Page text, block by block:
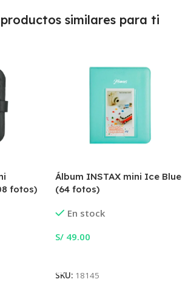
similares para ti
fotos)
Álbum INSTAX mini Ice Blue
(64 fotos)
En stock
S/ 49.00
SKU: 18145